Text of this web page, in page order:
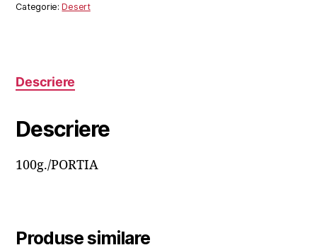
Categorie:Desert
Descriere
Descriere
100g./PORTIA
Produse similare